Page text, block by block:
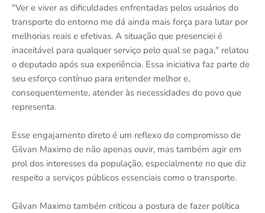
"Ver e viver as dificuldades enfrentadas pelos usuários do
transporte do entorno me dá ainda mais força para lutar por
melhorias reais e efetivas. A situação que presenciei é
inaceitável para qualquer serviço pelo qual se paga," relatou
o deputado após sua experiência. Essa iniciativa faz parte de
seu esforço contínuo para entender melhor e,
consequentemente, atender às necessidades do povo que
representa.
Esse engajamento direto é um reflexo do compromisso de
Gilvan Maximo de não apenas ouvir, mas também agir em
prol dos interesses da população, especialmente no que diz
respeito a serviços públicos essenciais como o transporte.
Gilvan Maximo também criticou a postura de fazer política